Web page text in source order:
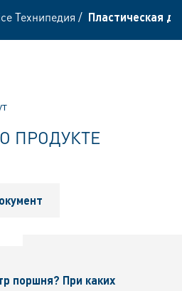
Технипедия / Пластическая
ПРОДУКТЕ
поршня? При каких